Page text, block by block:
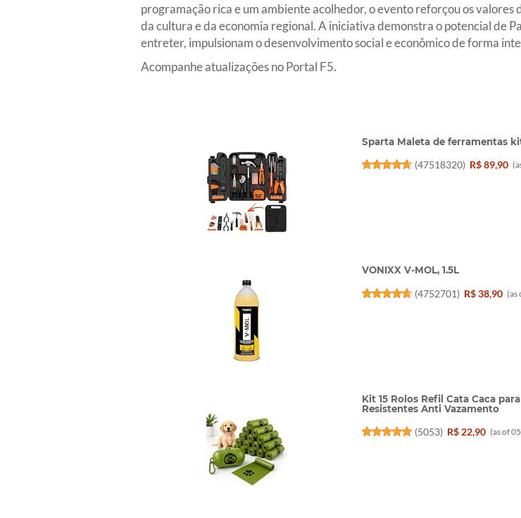
programação rica e um ambiente acolhedor, o evento reforçou os
da cultura e da economia regional. A iniciativa demonstra o potencial de
entreter, impulsionam o desenvolvimento social e econômico de forma
Acompanhe atualizações no Portal F5.
Sparta Maleta de ferramentas
(47518320) R$ 89,90
VONIXX V-MOL, 1.5L
(4752701) R$ 38,90 (as
Kit 15 Rolos Refil Cata Caca
Resistentes Anti Vazamento
(5053) R$ 22,90 (as of